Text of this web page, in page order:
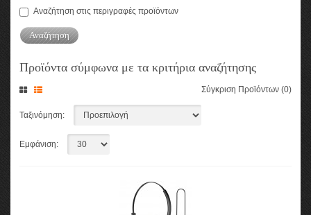
Αναζήτηση στις περιγραφές προϊόντων
Προϊόντα σύμφωνα με τα κριτήρια αναζήτησης
Σύγκριση Προϊόντων (0)
Ταξινόμηση:
Εμφάνιση: